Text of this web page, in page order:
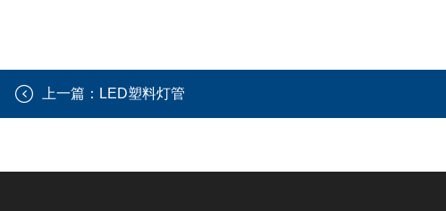
上一篇： LED塑料灯管